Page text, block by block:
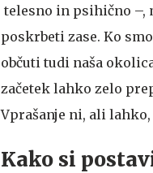
telesno in psihično –,
poskrbeti zase. Ko
občuti tudi naša
začetek lahko zelo
Vprašanje ni, ali
Kako si